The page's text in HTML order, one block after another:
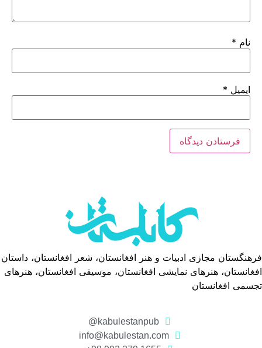
نام *
ایمیل *
فرهنگستان مجازی ادبیات و هنر افغانستان، شعر افغانستان، داستان
افغانستان، هنرهای نمایشی افغانستان، موسیقی افغانستان، هنرهای
تجسمی افغانستان
kabulestanpub@
info@kabulestan.com